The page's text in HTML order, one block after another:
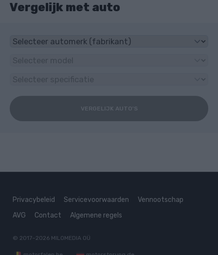
Vergelijk met auto
VERGELIJK AUTO'S
Privacybeleid Servicevoorwaarden
Vennootschap
AVG
Contact Algemene regels
© 2017–2026 MILOMEDIA OÜ